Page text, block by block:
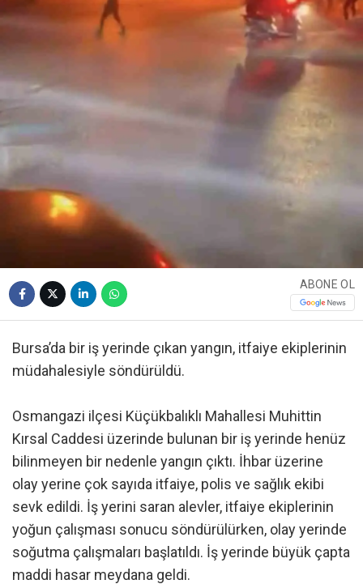
ABONE OL
Bursa’da bir iş yerinde çıkan yangın, itfaiye ekiplerinin
müdahalesiyle söndürüldü.
Osmangazi ilçesi Küçükbalıklı Mahallesi Muhittin
Kırsal Caddesi üzerinde bulunan bir iş yerinde henüz
bilinmeyen bir nedenle yangın çıktı. İhbar üzerine
olay yerine çok sayıda itfaiye, polis ve sağlık ekibi
sevk edildi. İş yerini saran alevler, itfaiye ekiplerinin
yoğun çalışması sonucu söndürülürken, olay yerinde
soğutma çalışmaları başlatıldı. İş yerinde büyük çapta
maddi hasar meydana geldi.